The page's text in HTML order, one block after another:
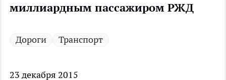
миллиардным пассажиром РЖД
Дороги Транспорт
23 декабря 2015